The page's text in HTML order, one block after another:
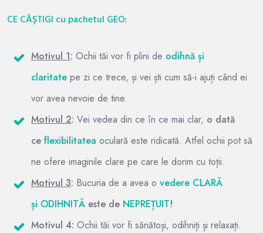
CE CÂȘTIGI cu pachetul GEO:
Motivul 1: Ochii tăi vor fi plini de odihnă și
claritate pe zi ce trece, și vei ști cum să-i ajuți când ei
vor avea nevoie de tine.
Motivul 2: Vei vedea din ce în ce mai clar, o dată
ce flexibilitatea oculară este ridicată. Atfel ochii pot să
ne ofere imaginile clare pe care le dorim cu toții.
Motivul 3: Bucuria de a avea o vedere CLARĂ
și ODIHNITĂ este de NEPREȚUIT!
Motivul 4: Ochii tăi vor fi sănătoși, odihniți și relaxați.